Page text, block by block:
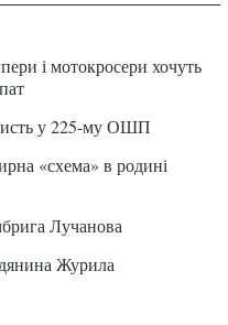
і мотокросери хочуть
у 225-му ОШП
«схема» в родині
Лучанова
Журила